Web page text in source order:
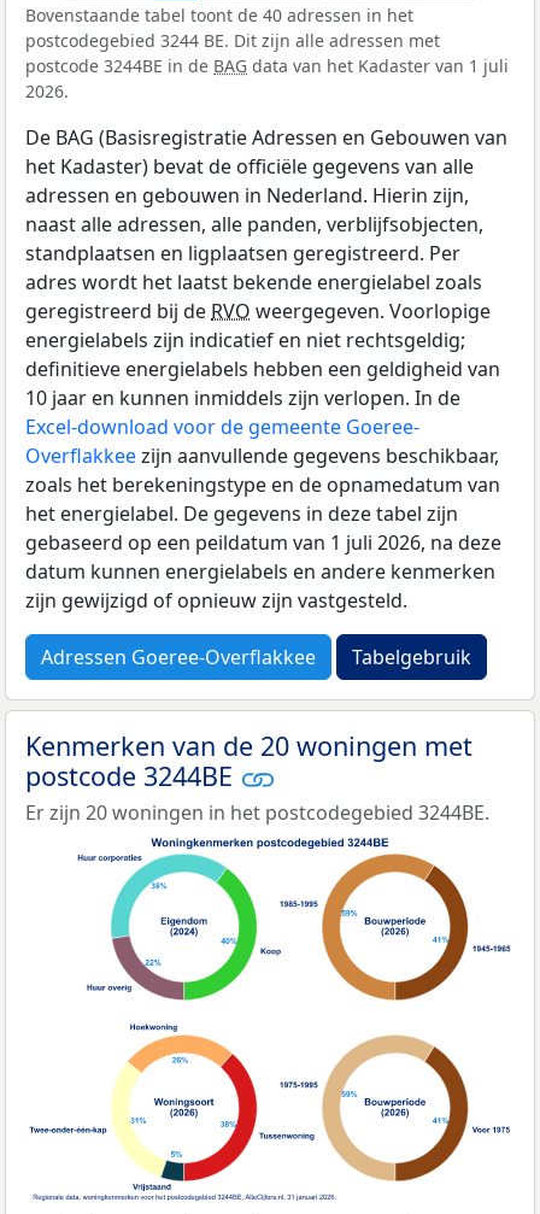
Bovenstaande tabel toont de 40 adressen in het
postcodegebied 3244 BE. Dit zijn alle adressen met
postcode 3244BE in de BAG data van het Kadaster van 1 juli
2026.
De BAG (Basisregistratie Adressen en Gebouwen van
het Kadaster) bevat de officiële gegevens van alle
adressen en gebouwen in Nederland. Hierin zijn,
naast alle adressen, alle panden, verblijfsobjecten,
standplaatsen en ligplaatsen geregistreerd. Per
adres wordt het laatst bekende energielabel zoals
geregistreerd bij de RVO weergegeven. Voorlopige
energielabels zijn indicatief en niet rechtsgeldig;
definitieve energielabels hebben een geldigheid van
10 jaar en kunnen inmiddels zijn verlopen. In de
Excel-download voor de gemeente Goeree-
Overflakkeezijn aanvullende gegevens beschikbaar,
zoals het berekeningstype en de opnamedatum van
het energielabel. De gegevens in deze tabel zijn
gebaseerd op een peildatum van 1 juli 2026, na deze
datum kunnen energielabels en andere kenmerken
zijn gewijzigd of opnieuw zijn vastgesteld.
Adressen Goeree-Overflakkee Tabelgebruik
Kenmerken van de 20 woningen met
postcode 3244BE
Er zijn 20 woningen in het postcodegebied 3244BE.